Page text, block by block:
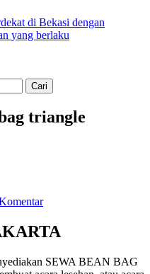
di Bekasi dengan
yang berlaku
triangle
SEWA BEAN BAG